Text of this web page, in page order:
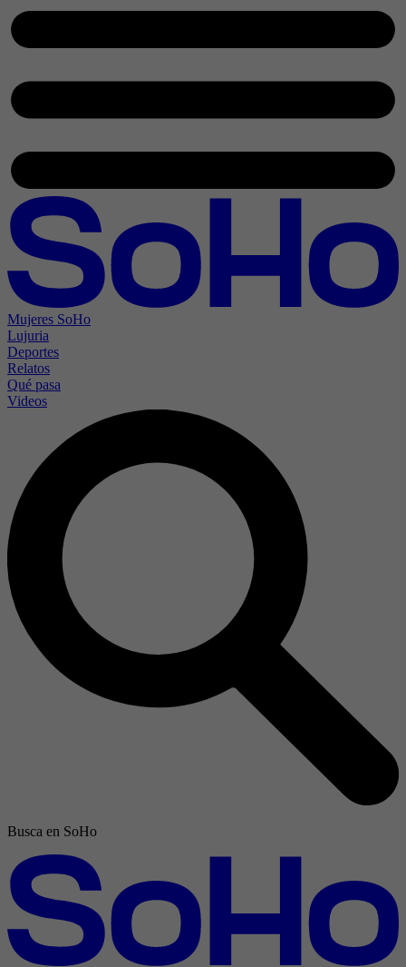
Mujeres SoHo
Lujuria
Deportes
Relatos
Qué pasa
Videos
Busca en SoHo